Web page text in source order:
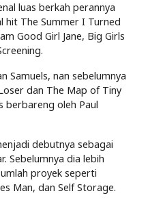
luas berkah perannya
hit The Summer I Turned
Good Girl Jane, Big Girls
Samuels, nan sebelumnya
dan The Map of Tiny
berbareng oleh Paul
debutnya sebagai
Sebelumnya dia lebih
proyek seperti
Man, dan Self Storage.